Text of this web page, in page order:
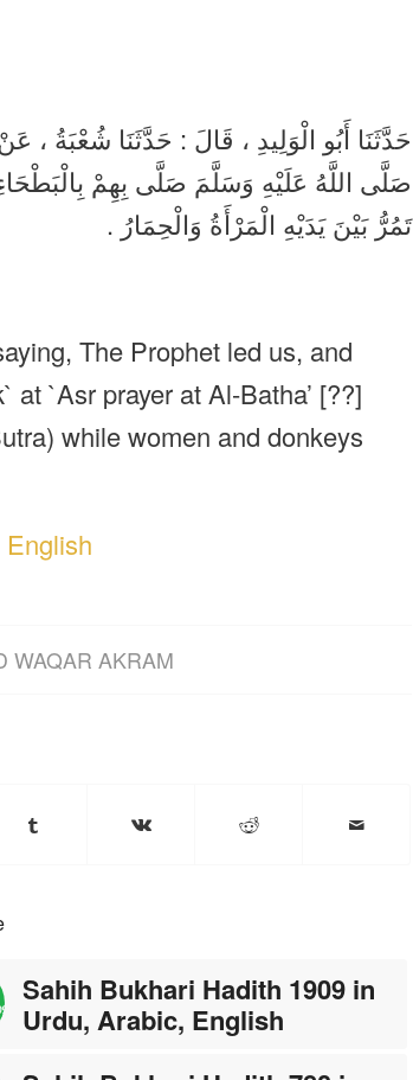
حَدَّثَنَا أَبُو الْوَلِيدِ ، قَالَ : حَدَّثَنَا شُعْبَةُ
صَلَّى اللَّهُ عَلَيْهِ وَسَلَّمَ صَلَّى بِهِمْ
تَمُرُّ بَيْنَ يَدَيْهِ الْمَرْأَةُ وَالْحِمَارُ .
The Prophet led us, and
at `Asr prayer at Al-Batha’ [??]
while women and donkeys
WAQAR AKRAM
Sahih Bukhari Hadith 1909 in
Urdu, Arabic, English